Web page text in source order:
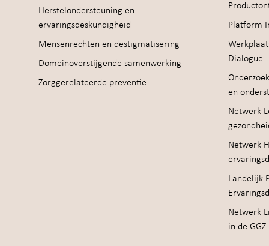
Herstelondersteuning en
ervaringsdeskundigheid
Mensenrechten en destigmatisering
Domeinoverstijgende samenwerking
Zorggerelateerde preventie
Platform
Dialogue
en
Netwerk
Netwerk
Landelijk
Netwerk
in de GGZ